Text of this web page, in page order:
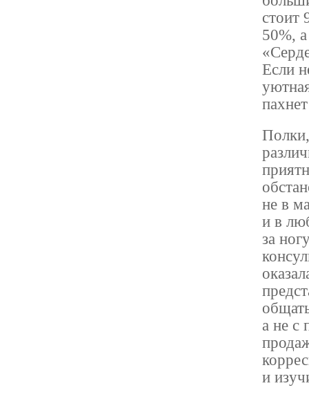
стоит
50%,
Если
не в
и в
за
а не с
и